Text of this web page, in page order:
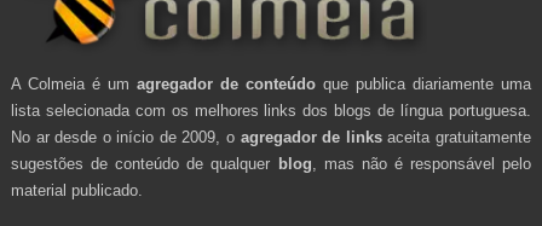
A Colmeia é um agregador de conteúdo que publica diariamente uma
lista selecionada com os melhores links dos blogs de língua portuguesa.
No ar desde o início de 2009, o agregador de linksaceita gratuitamente
sugestões de conteúdo de qualquer blog , mas não é responsável pelo
material publicado.